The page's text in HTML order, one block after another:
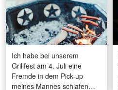
Ich habe bei unserem
Grillfest am 4. Juli eine
Fremde in dem Pick-up
meines Mannes schlafen